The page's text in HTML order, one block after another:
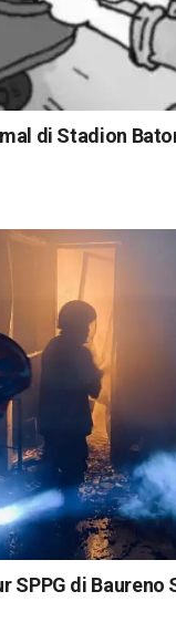
di Stadion
SPPG di Baureno